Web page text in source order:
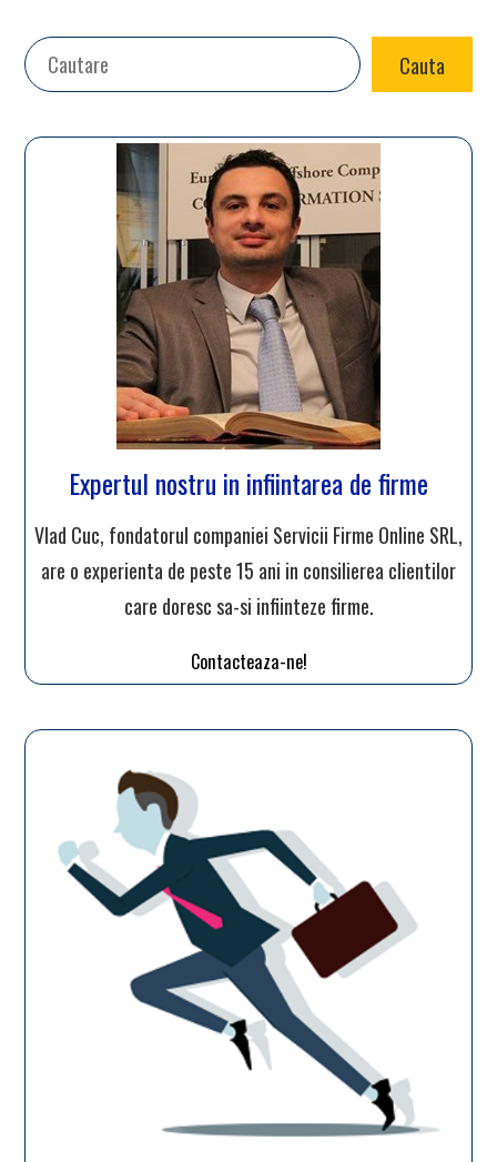
Search Cauta
Expertul nostru in infiintarea de firme
Vlad Cuc, fondatorul companiei Servicii Firme Online SRL,
are o experienta de peste 15 ani in consilierea clientilor
care doresc sa-si infiinteze firme.
Contacteaza-ne!